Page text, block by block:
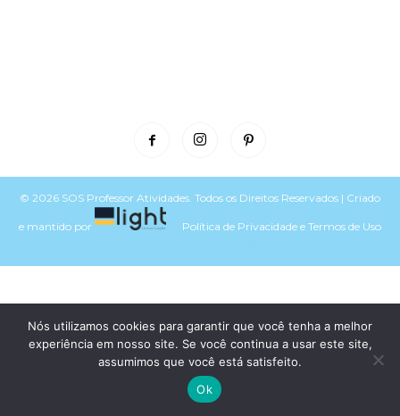
© 2026 SOS Professor Atividades. Todos os Direitos Reservados | Criado
e mantido por Política de Privacidade e Termos de Uso
Nós utilizamos cookies para garantir que você tenha a melhor
experiência em nosso site. Se você continua a usar este site,
assumimos que você está satisfeito.
Ok